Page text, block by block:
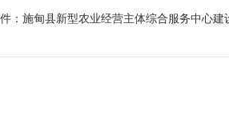
：施甸县新型农业经营主体综合服务中心